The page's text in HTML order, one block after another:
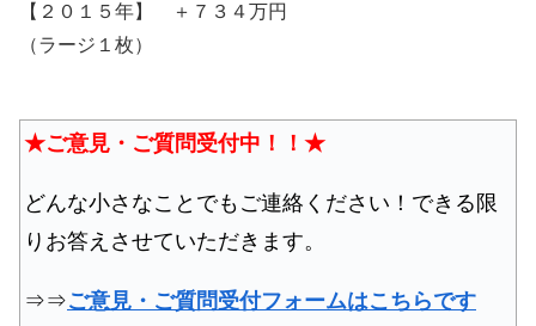
【２０１５年】 ＋７３４万円
（ラージ１枚）
★ご意見・ご質問受付中！！★
どんな小さなことでもご連絡ください！できる限
りお答えさせていただきます。
⇒⇒ご意見・ご質問受付フォームはこちらです